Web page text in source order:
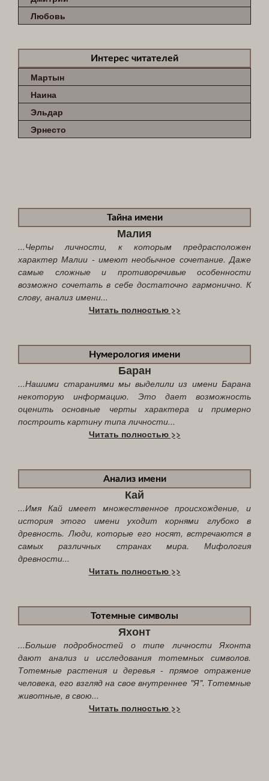
Любовь
Интерес читателей
Мартын
Наина
Эльдар
Эрнесто
Тайна имени
Малия
...Черты личности, к которым предрасположен
характер Малии - имеют необычное сочетание. Даже
самые сложные и противоречивые особенности
возможно сочетать в себе достаточно гармонично. К
слову, анализ имени...
Читать полностью >>
Нумерология имени
Баран
...Нашими стараниями мы выделили из имени Барана
некоторую информацию. Это дает возможность
оценить основные черты характера и примерно
построить картину типа личности...
Читать полностью >>
Анализ имени
Кай
...Имя Кай имеет множественное происхождение, и
история этого имени уходит корнями глубоко в
древность. Люди, которые его носят, встречаются в
самых различных странах мира. Мифология
древности...
Читать полностью >>
Тотемные символы
Яхонт
...Больше подробностей о типе личности Яхонта
дают анализ и исследования тотемных символов.
Тотемные растения и деревья - прямое отражение
человека, его взгляд на свое внутреннее "Я". Тотемные
животные, в свою...
Читать полностью >>